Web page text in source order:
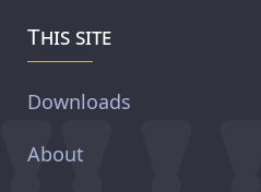
This site
Downloads
About